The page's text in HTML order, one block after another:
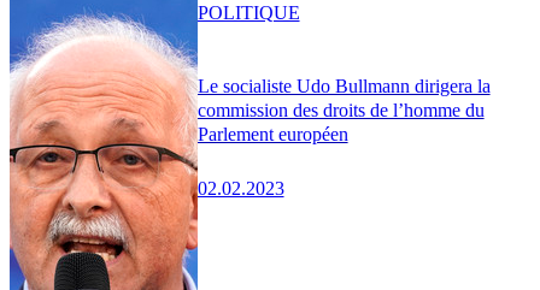
Le socialiste Udo Bullmann dirigera la
commission des droits de l’homme du
Parlement européen
02.02.2023
POLITIQUE